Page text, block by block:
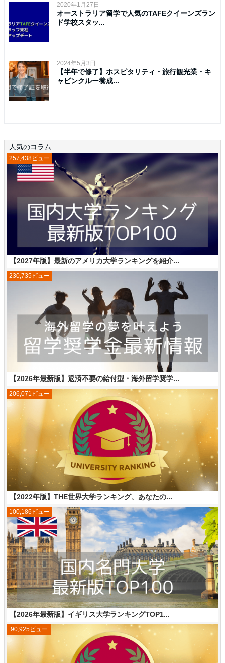
2020年1月27日
オーストラリア留学で人気のTAFEクイーンズラン
ド学校スタッ...
2024年5月3日
【半年で修了】ホスピタリティ・旅行観光業・キ
ャビンクルー養成...
人気のコラム
【2027年版】最新のアメリカ大学ランキングを紹介...
257,438ビュー
【2026年最新版】返済不要の給付型・海外留学奨学...
230,735ビュー
【2022年版】THE世界大学ランキング、あなたの...
206,071ビュー
【2026年最新版】イギリス大学ランキングTOP1...
100,186ビュー
90,925ビュー